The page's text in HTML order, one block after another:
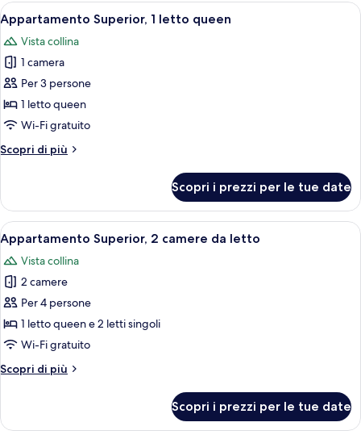
letto
queen
Apri
tutte
le
foto
per
Appartamento
Superior,
letto
Una camera da letto con un letto,
13
Appartamento Superior, 1 letto queen
Vista collina
1 camera
Per 3 persone
1 letto queen
Wi-Fi gratuito
Scopri di più
Altri
Superior,
letto
queen
Scopri i prezzi per le tue date
Apri
tutte
le
foto
per
Appartamento
Superior,
camere
Un interno rustico con una scala in
35
Appartamento Superior, 2 camere da letto
Vista collina
2 camere
Per 4 persone
1 letto queen e 2 letti singoli
Wi-Fi gratuito
Scopri di più
Altri
Superior,
Scopri i prezzi per le tue date